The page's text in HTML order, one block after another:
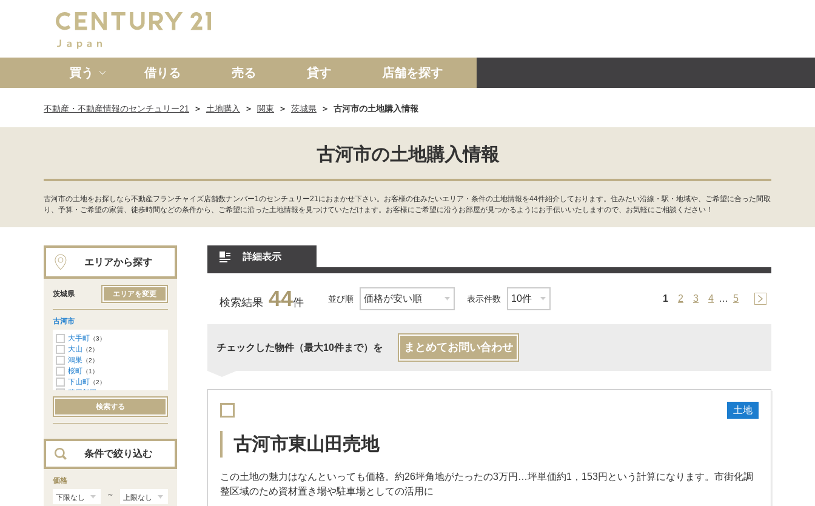
買う
新築一戸建て 中古一戸建て マンション 土地
借りる 売る 貸す 店舗を探す
不動産・不動産情報のセンチュリー21 土地購入 関東 茨城県 古河市の土地購入情報
古河市の土地購入情報
古河市の土地をお探しなら不動産フランチャイズ店舗数ナンバー1のセンチュリー21におまかせ下さい。お客様の住みたいエリア・条件の土地情報を44件紹介しております。住みたい沿線・駅・地域や、ご希望に合った間取
り、予算・ご希望の家賃、徒歩時間などの条件から、ご希望に沿った土地情報を見つけていただけます。お客様にご希望に沿うお部屋が見つかるようにお手伝いいたしますので、お気軽にご相談ください！
詳細表示
検索結果 44件 並び順 表示件数 1 2 3 4 … 5
チェックした物件（最大10件まで）を まとめてお問い合わせ
土地
古河市東山田売地
この土地の魅力はなんといっても価格。約26坪角地がたったの3万円…坪単価約1，153円という計算になります。市街化調
整区域のため資材置き場や駐車場としての活用に
エリアから探す
茨城県 エリアを変更
古河市
大手町 （3）
大山 （2）
鴻巣 （2）
桜町 （1）
下山町 （2）
茶屋新田
（1）
中田（3）
錦町（2）
（1）
上辺見（2）
小堤（1）
駒羽根（2）
下大野
検索する
条件で絞り込む
価格
～